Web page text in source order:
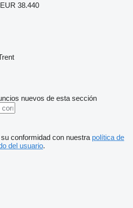
38.440
nuevos de esta sección
conformidad con nuestra política de
del usuario.